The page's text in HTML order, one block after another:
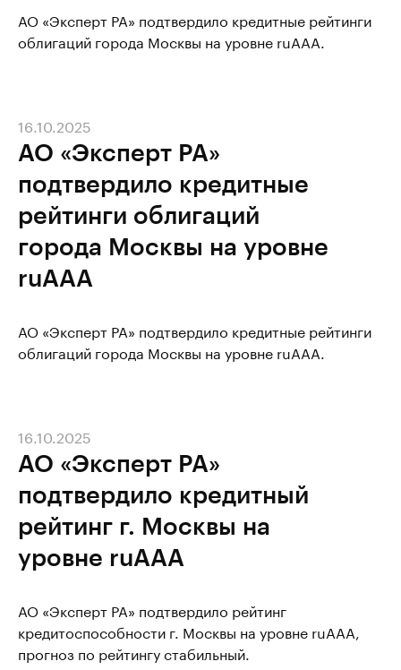
АО «Эксперт РА» подтвердило кредитные рейтинги
облигаций города Москвы на уровне ruAAA.
АО «Эксперт РА»
подтвердило кредитные
рейтинги облигаций
города Москвы на уровне
ruAAA
16.10.2025
АО «Эксперт РА» подтвердило кредитные рейтинги
облигаций города Москвы на уровне ruAAA.
АО «Эксперт РА»
подтвердило кредитный
рейтинг г. Москвы на
уровне ruААА
16.10.2025
АО «Эксперт РА» подтвердило рейтинг
кредитоспособности г. Москвы на уровне ruААА,
прогноз по рейтингу стабильный.